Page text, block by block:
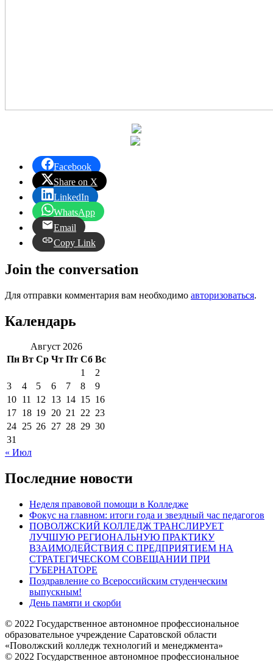
Facebook
Share on X
LinkedIn
WhatsApp
Email
Copy Link
Join the conversation
Для отправки комментария вам необходимо авторизоваться.
Календарь
Август 2026
Пн Вт Ср Чт Пт Сб Вс
1
2
3
4 5 6 7 8
9
10 11 12 13 14 15 16
17 18 19 20 21 22 23
24 25 26 27 28 29 30
31
« Июл
Последние новости
Неделя правовой помощи в Колледже
Фокус на главном: итоги года и звездный час педагогов
ПОВОЛЖСКИЙ КОЛЛЕДЖ ТРАНСЛИРУЕТ
ЛУЧШУЮ РЕГИОНАЛЬНУЮ ПРАКТИКУ
ВЗАИМОДЕЙСТВИЯ С ПРЕДПРИЯТИЕМ НА
СТРАТЕГИЧЕСКОМ СОВЕЩАНИИ ПРИ
ГУБЕРНАТОРЕ
Поздравление со Всероссийским студенческим
выпускным!
День памяти и скорби
© 2022 Государственное автономное профессиональное
образовательное учреждение Саратовской области
«Поволжский колледж технологий и менеджмента»
© 2022 Государственное автономное профессиональное